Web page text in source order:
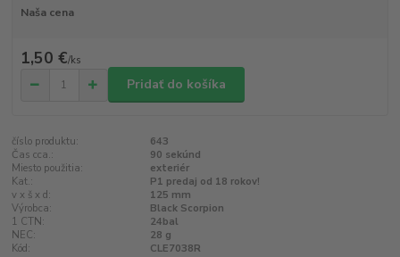
Naša cena
1,50 €/ks
Pridať do košíka
číslo produktu:
643
Čas cca.:
90 sekúnd
Miesto použitia:
exteriér
Kat.:
P1 predaj od 18 rokov!
v x š x d:
125 mm
Výrobca:
Black Scorpion
1 CTN:
24bal
NEC:
28 g
Kód:
CLE7038R